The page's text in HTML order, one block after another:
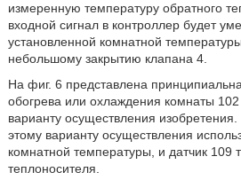
измеренную температуру обратного
входной сигнал в контроллер будет
установленной комнатной
небольшому закрытию клапана 4.
На фиг. 6 представлена
обогрева или охлаждения комнаты 102
варианту осуществления
этому варианту осуществления
комнатной температуры, и датчик 109
теплоносителя.